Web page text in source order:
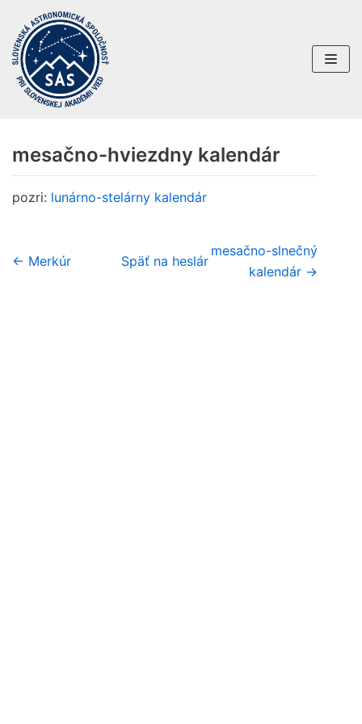
Preskočiť
na
obsah
mesačno-hviezdny kalendár
pozri: lunárno-stelárny kalendár
← Merkúr Späť na heslár
mesačno-slnečný
kalendár →